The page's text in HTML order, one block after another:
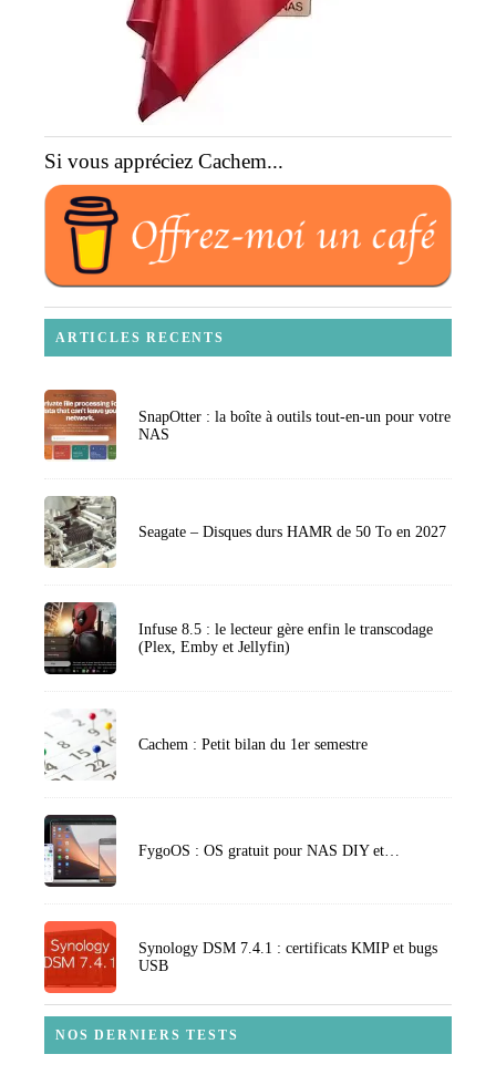
Si vous appréciez Cachem...
ARTICLES RECENTS
SnapOtter : la boîte à outils tout-en-un pour votre
NAS
Seagate – Disques durs HAMR de 50 To en 2027
Infuse 8.5 : le lecteur gère enfin le transcodage
(Plex, Emby et Jellyfin)
Cachem : Petit bilan du 1er semestre
FygoOS : OS gratuit pour NAS DIY et…
Synology DSM 7.4.1 : certificats KMIP et bugs
USB
NOS DERNIERS TESTS